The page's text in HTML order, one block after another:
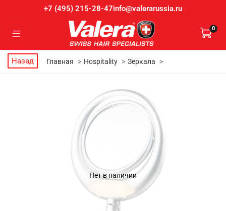
+7 (495) 215-28-47info@valerarussia.ru
0
Назад Главная Hospitality Зеркала
Нет в наличии